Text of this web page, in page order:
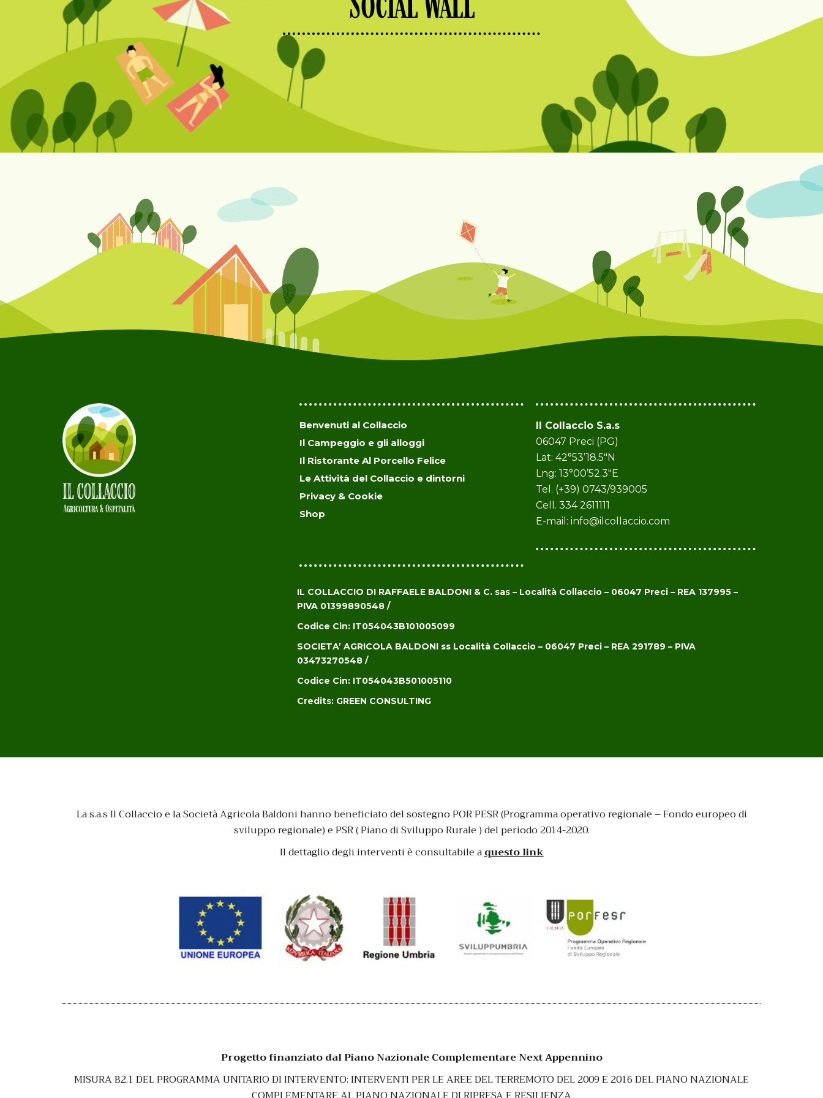
Benvenuti al Collaccio
Il Campeggio e gli alloggi
Il Ristorante Al Porcello Felice
Le Attività del Collaccio e dintorni
Privacy & Cookie
Shop
Il Collaccio S.a.s
06047 Preci (PG)
Lat: 42°53’18.5″N
Lng: 13°00’52.3″E
Tel. (+39) 0743/939005
Cell. 334 2611111
E-mail:info@ilcollaccio.com
IL COLLACCIO DI RAFFAELE BALDONI & C. sas – Località Collaccio – 06047 Preci – REA 137995 –
PIVA 01399890548 /
Codice Cin: IT054043B101005099
SOCIETA’ AGRICOLA BALDONI ss Località Collaccio – 06047 Preci – REA 291789 – PIVA
03473270548 /
Codice Cin: IT054043B501005110
Credits: GREEN CONSULTING
La s.a.s Il Collaccio e la Società Agricola Baldoni hanno beneficiato del sostegno POR PESR (Programma operativo regionale – Fondo europeo di
sviluppo regionale) e PSR ( Piano di Sviluppo Rurale ) del periodo 2014-2020.
Il dettaglio degli interventi è consultabile aquesto link
Progetto finanziato dal Piano Nazionale ComplementareNext Appennino
MISURA B2.1 DEL PROGRAMMA UNITARIO DI INTERVENTO:INTERVENTI PER LE AREE DEL TERREMOTO DEL 2009 E 2016 DEL PIANO NAZIONALE